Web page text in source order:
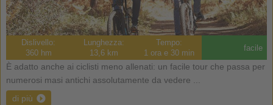
Dislivello:
360 hm
Lunghezza:
13,6 km
Tempo:
1 ora e 30 min
facile
È adatto anche ai ciclisti meno allenati: un facile tour che passa per
numerosi masi antichi assolutamente da vedere ...
di più